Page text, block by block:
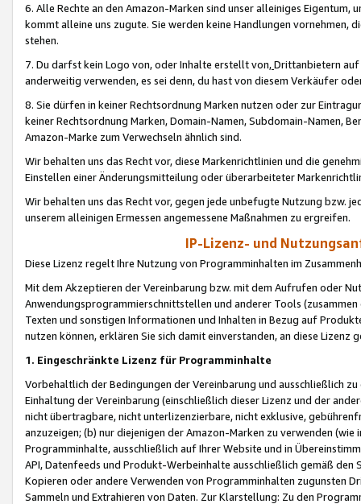
6. Alle Rechte an den Amazon-Marken sind unser alleiniges
kommt alleine uns zugute. Sie werden keine Handlungen vornehmen,
stehen.
7. Du darfst kein Logo von, oder Inhalte erstellt von,Drittanbietern auf
anderweitig verwenden, es sei denn, du hast von diesem Verkäufer
8. Sie dürfen in keiner Rechtsordnung Marken nutzen oder zur
keiner Rechtsordnung Marken, Domain-Namen, Subdomain-Namen,
Amazon-Marke zum Verwechseln ähnlich sind.
Wir behalten uns das Recht vor, diese Markenrichtlinien und die
Einstellen einer Änderungsmitteilung oder überarbeiteter
Wir behalten uns das Recht vor, gegen jede unbefugte Nutzung bzw.
unserem alleinigen Ermessen angemessene Maßnahmen zu ergreifen.
IP-Lizenz- und
Diese Lizenz regelt Ihre Nutzung von Programminhalten im
Mit dem Akzeptieren der Vereinbarung bzw. mit dem Aufrufen oder
Anwendungsprogrammierschnittstellen und anderer Tools (zusammen
Texten und sonstigen Informationen und Inhalten in Bezug auf
nutzen können, erklären Sie sich damit einverstanden, an diese Lizenz
1. Eingeschränkte Lizenz für Programminhalte
Vorbehaltlich der Bedingungen der Vereinbarung und ausschließlich
Einhaltung der Vereinbarung (einschließlich dieser Lizenz und der
nicht übertragbare, nicht unterlizenzierbare, nicht exklusive,
anzuzeigen; (b) nur diejenigen der Amazon-Marken zu verwenden
Programminhalte, ausschließlich auf Ihrer Website und in
API, Datenfeeds und Produkt-Werbeinhalte ausschließlich gemäß
Kopieren oder andere Verwenden von Programminhalten zugunsten
Sammeln und Extrahieren von Daten. Zur Klarstellung: Zu den